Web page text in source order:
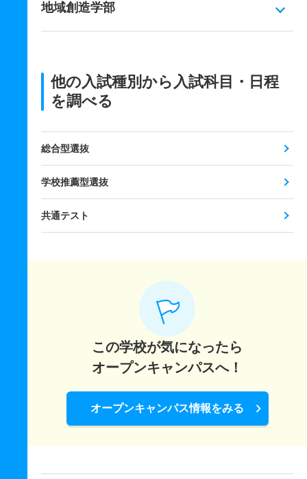
地域創造学部
他の入試種別から入試科目・日程
を調べる
総合型選抜
学校推薦型選抜
共通テスト
この学校が気になったら
オープンキャンパスへ！
オープンキャンパス情報をみる